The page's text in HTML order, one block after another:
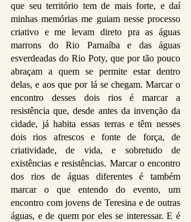
que seu território tem de mais forte, e daí
minhas memórias me guiam nesse processo
criativo e me levam direto pra as águas
marrons do Rio Parnaíba e das águas
esverdeadas do Rio Poty, que por tão pouco
abraçam a quem se permite estar dentro
delas, e aos que por lá se chegam. Marcar o
encontro desses dois rios é marcar a
resistência que, desde antes da invenção da
cidade, já habita essas terras e têm nesses
dois rios afrescos e fonte de força, de
criatividade, de vida, e sobretudo de
existências e resistências. Marcar o encontro
dos rios de águas diferentes é também
marcar o que entendo do evento, um
encontro com jovens de Teresina e de outras
águas, e de quem por eles se interessar. E é